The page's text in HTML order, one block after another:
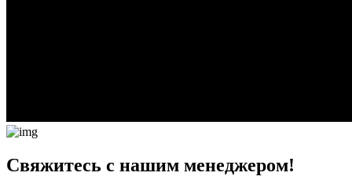
Свяжитесь с нашим менеджером!